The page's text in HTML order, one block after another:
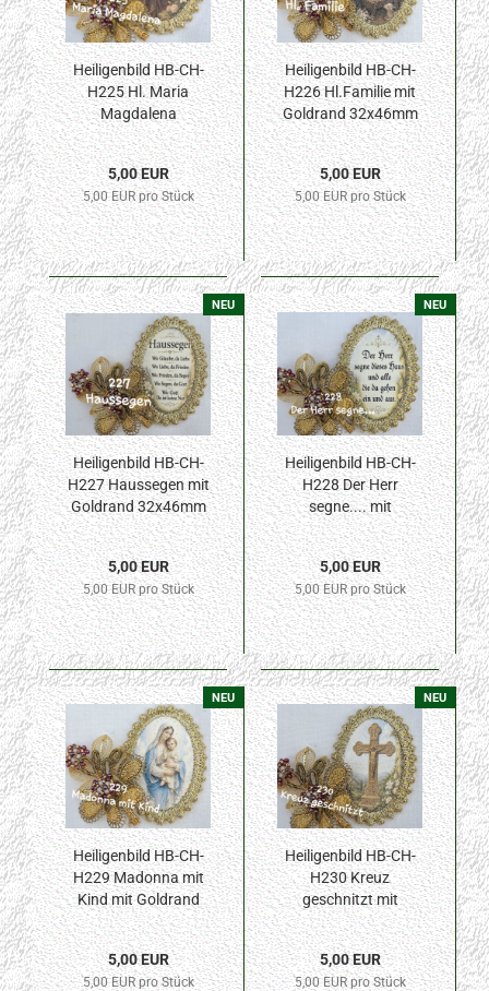
Heiligenbild HB-CH-
H225 Hl. Maria
Magdalena
32x46mm
5,00 EUR
5,00 EUR pro Stück
Heiligenbild HB-CH-
H226 Hl.Familie mit
Goldrand 32x46mm
5,00 EUR
5,00 EUR pro Stück
NEU
Heiligenbild HB-CH-
H227 Haussegen mit
Goldrand 32x46mm
5,00 EUR
5,00 EUR pro Stück
NEU
Heiligenbild HB-CH-
H228 Der Herr
segne.... mit
Goldrand 32x46mm
5,00 EUR
5,00 EUR pro Stück
NEU
Heiligenbild HB-CH-
H229 Madonna mit
Kind mit Goldrand
32x46mm
5,00 EUR
5,00 EUR pro Stück
NEU
Heiligenbild HB-CH-
H230 Kreuz
geschnitzt mit
Goldrand 32x46mm
5,00 EUR
5,00 EUR pro Stück